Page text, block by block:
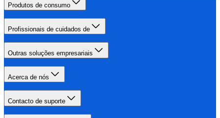
Produtos de consumo
Profissionais de cuidados de
Outras soluções empresariais
Acerca de nós
Contacto de suporte